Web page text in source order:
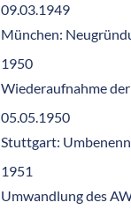
09.03.1949
München:
1950
Wiederaufnahme
05.05.1950
Stuttgart:
1951
Umwandlung des